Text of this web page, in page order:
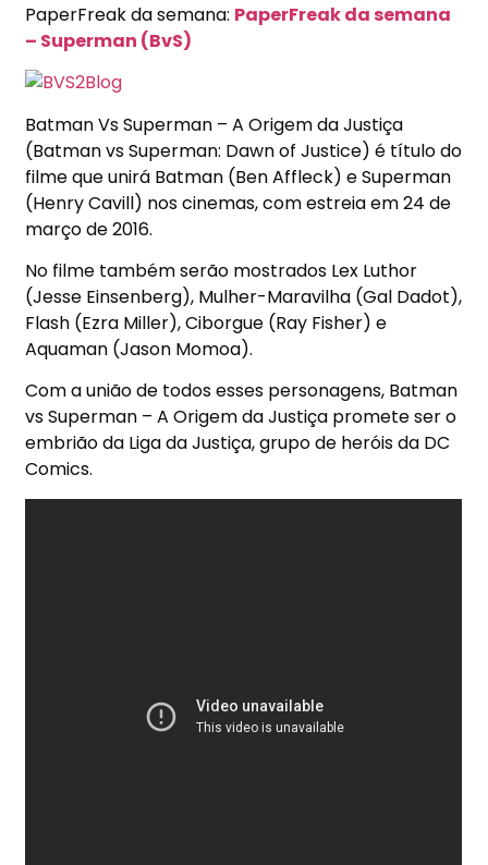
PaperFreak da semana: PaperFreak da semana
– Superman (BvS)
Batman Vs Superman – A Origem da Justiça
(Batman vs Superman: Dawn of Justice) é título do
filme que unirá Batman (Ben Affleck) e Superman
(Henry Cavill) nos cinemas, com estreia em 24 de
março de 2016.
No filme também serão mostrados Lex Luthor
(Jesse Einsenberg), Mulher-Maravilha (Gal Dadot),
Flash (Ezra Miller), Ciborgue (Ray Fisher) e
Aquaman (Jason Momoa).
Com a união de todos esses personagens, Batman
vs Superman – A Origem da Justiça promete ser o
embrião da Liga da Justiça, grupo de heróis da DC
Comics.